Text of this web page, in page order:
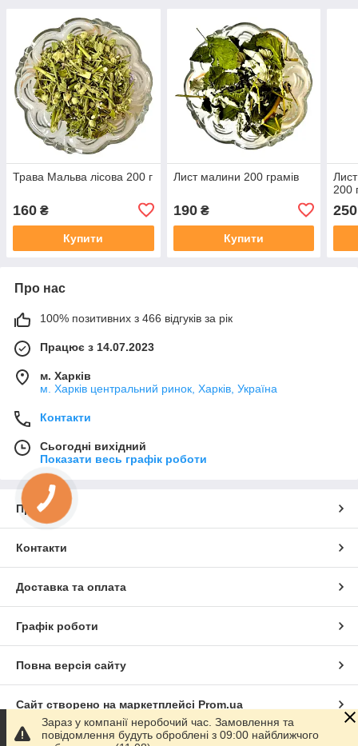
Трава Мальва лісова 200 г
160 ₴
Купити
Лист малини 200 грамів
190₴
Купити
200
250
Про нас
100% позитивних з 466 відгуків за рік
Працює з 14.07.2023
м. Харків
м. Харків центральний ринок, Харків, Україна
Контакти
Сьогодні вихідний
Показати весь графік роботи
Про нас
Контакти
Доставка та оплата
Графік роботи
Повна версія сайту
Сайт створено на маркетплейсі Prom.ua
Зараз у компанії неробочий час. Замовлення та
повідомлення будуть оброблені з 09:00 найближчого